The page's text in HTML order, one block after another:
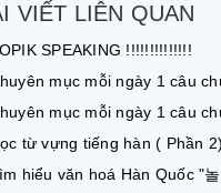
VIẾT LIÊN QUAN
SPEAKING !!!!!!!!!!!!!!
mục mỗi ngày 1 câu
mục mỗi ngày 1 câu
từ vựng tiếng hàn ( Phần 2)
hiểu văn hoá Hàn Quốc "